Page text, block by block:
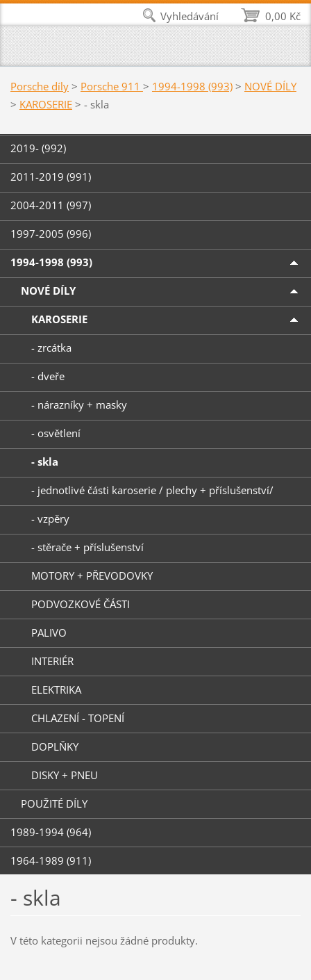
Porsche díly > Porsche 911 > 1994-1998 (993) > NOVÉ DÍLY
> KAROSERIE > - skla
2019- (992)
2011-2019 (991)
2004-2011 (997)
1997-2005 (996)
1994-1998 (993)
NOVÉ DÍLY
KAROSERIE
- zrcátka
- dveře
- nárazníky + masky
- osvětlení
- skla
- jednotlivé části karoserie / plechy + příslušenství/
- vzpěry
- stěrače + příslušenství
MOTORY + PŘEVODOVKY
PODVOZKOVÉ ČÁSTI
PALIVO
INTERIÉR
ELEKTRIKA
CHLAZENÍ - TOPENÍ
DOPLŇKY
DISKY + PNEU
POUŽITÉ DÍLY
1989-1994 (964)
1964-1989 (911)
- skla
V této kategorii nejsou žádné produkty.
0,00 Kč
Vyhledávání